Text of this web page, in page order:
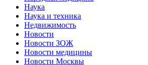
Наука
Наука и техника
Недвижимость
Новости
Новости ЗОЖ
Новости медицины
Новости Москвы